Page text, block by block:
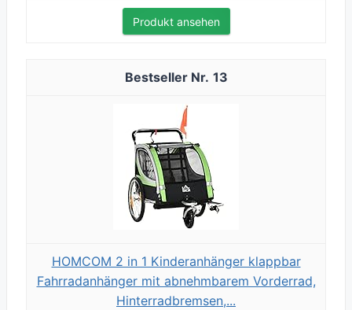
Produkt ansehen
13
HOMCOM 2 in 1 Kinderanhänger klappbar
Fahrradanhänger mit abnehmbarem Vorderrad,
Hinterradbremsen,...